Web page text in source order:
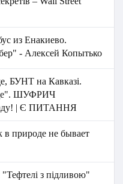
из Енакиево.
- Алексей Копытько
БУНТ на Кавказі.
ШУФРИЧ
| Є ПИТАННЯ
в природе не бывает
з підливою"